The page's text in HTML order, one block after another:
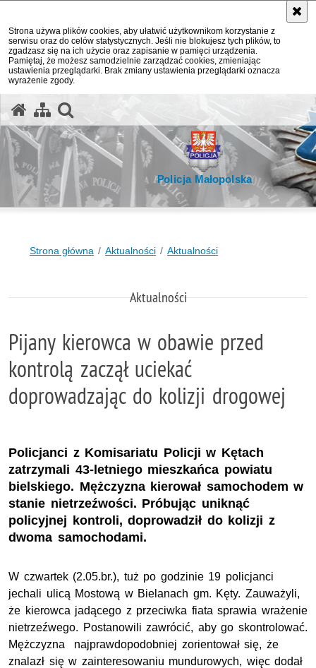
Strona używa plików cookies, aby ułatwić użytkownikom korzystanie z
serwisu oraz do celów statystycznych. Jeśli nie blokujesz tych plików, to
zgadzasz się na ich użycie oraz zapisanie w pamięci urządzenia.
Pamiętaj, że możesz samodzielnie zarządzać cookies, zmieniając
ustawienia przeglądarki. Brak zmiany ustawienia przeglądarki oznacza
wyrażenie zgody.
Policja Małopolska
Strona główna Aktualności Aktualności
Aktualności
Pijany kierowca w obawie przed
kontrolą zaczął uciekać
doprowadzając do kolizji drogowej
Policjanci z Komisariatu Policji w Kętach
zatrzymali 43-letniego mieszkańca powiatu
bielskiego. Mężczyzna kierował samochodem w
stanie nietrzeźwości. Próbując uniknąć
policyjnej kontroli, doprowadził do kolizji z
dwoma samochodami.
W czwartek (2.05.br.), tuż po godzinie 19 policjanci
jechali ulicą Mostową w Bielanach gm. Kęty. Zauważyli,
że kierowca jadącego z przeciwka fiata sprawia wrażenie
nietrzeźwego. Postanowili zawrócić, aby go skontrolować.
Mężczyzna najprawdopodobniej zorientował się, że
znalazł się w zainteresowaniu mundurowych, więc dodał